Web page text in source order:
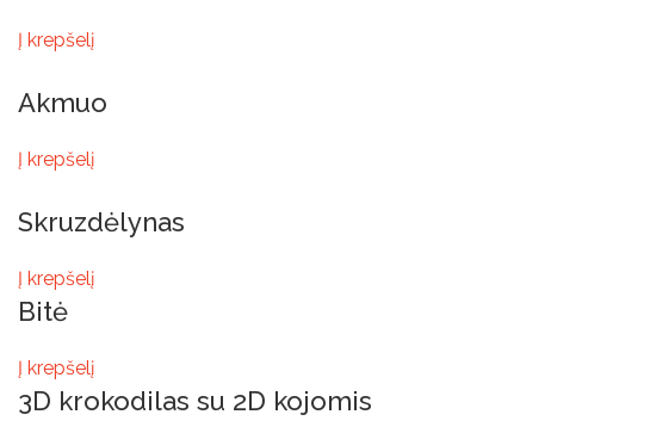
Į krepšelį
Akmuo
Į krepšelį
Skruzdėlynas
Į krepšelį
Bitė
Į krepšelį
3D krokodilas su 2D kojomis